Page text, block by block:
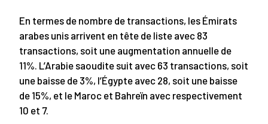
En termes de nombre de transactions, les Émirats
arabes unis arrivent en tête de liste avec 83
transactions, soit une augmentation annuelle de
11%. L’Arabie saoudite suit avec 63 transactions, soit
une baisse de 3%, l’Égypte avec 28, soit une baisse
de 15%, et le Maroc et Bahreïn avec respectivement
10 et 7.